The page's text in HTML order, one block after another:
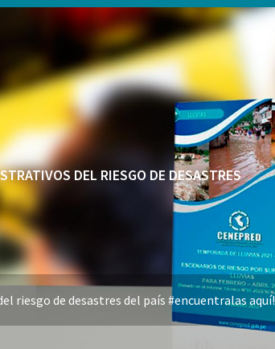
DEL RIESGO DE DESASTRES
riesgo de desastres del país #encuentralas aquí!